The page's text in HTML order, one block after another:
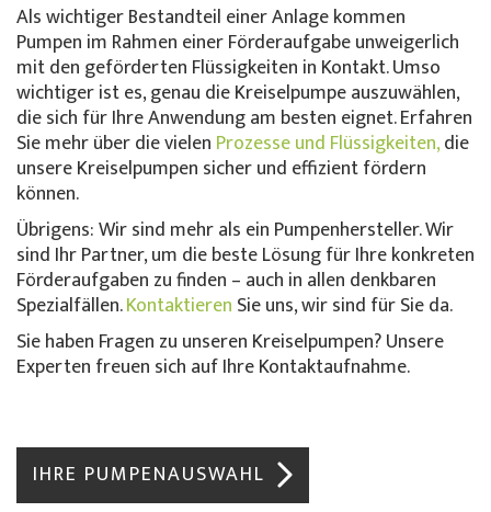
Als wichtiger Bestandteil einer Anlage kommen
Pumpen im Rahmen einer Förderaufgabe unweigerlich
mit den geförderten Flüssigkeiten in Kontakt. Umso
wichtiger ist es, genau die Kreiselpumpe auszuwählen,
die sich für Ihre Anwendung am besten eignet. Erfahren
Sie mehr über die vielen Prozesse und Flüssigkeiten,die
unsere Kreiselpumpen sicher und effizient fördern
können.
Übrigens: Wir sind mehr als ein Pumpenhersteller. Wir
sind Ihr Partner, um die beste Lösung für Ihre konkreten
Förderaufgaben zu finden – auch in allen denkbaren
Spezialfällen.Kontaktieren Sie uns, wir sind für Sie da.
Sie haben Fragen zu unseren Kreiselpumpen? Unsere
Experten freuen sich auf Ihre Kontaktaufnahme.
IHRE PUMPENAUSWAHL